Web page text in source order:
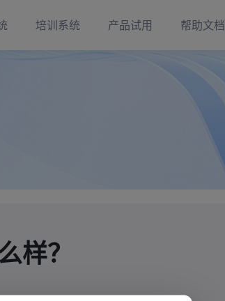
培训系统 产品试用 帮助文档
样？